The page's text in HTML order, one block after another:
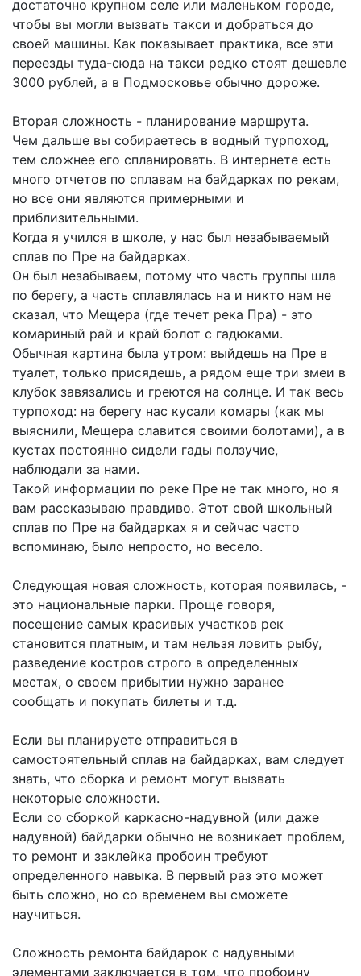
достаточно крупном селе или маленьком городе,
чтобы вы могли вызвать такси и добраться до
своей машины. Как показывает практика, все эти
переезды туда-сюда на такси редко стоят дешевле
3000 рублей, а в Подмосковье обычно дороже.
Вторая сложность - планирование маршрута.
Чем дальше вы собираетесь в водный турпоход,
тем сложнее его спланировать. В интернете есть
много отчетов по сплавам на байдарках по рекам,
но все они являются примерными и
приблизительными.
Когда я учился в школе, у нас был незабываемый
сплав по Пре на байдарках.
Он был незабываем, потому что часть группы шла
по берегу, а часть сплавлялась на и никто нам не
сказал, что Мещера (где течет река Пра) - это
комариный рай и край болот с гадюками.
Обычная картина была утром: выйдешь на Пре в
туалет, только присядешь, а рядом еще три змеи в
клубок завязались и греются на солнце. И так весь
турпоход: на берегу нас кусали комары (как мы
выяснили, Мещера славится своими болотами), а в
кустах постоянно сидели гады ползучие,
наблюдали за нами.
Такой информации по реке Пре не так много, но я
вам рассказываю правдиво. Этот свой школьный
сплав по Пре на байдарках я и сейчас часто
вспоминаю, было непросто, но весело.
Следующая новая сложность, которая появилась, -
это национальные парки. Проще говоря,
посещение самых красивых участков рек
становится платным, и там нельзя ловить рыбу,
разведение костров строго в определенных
местах, о своем прибытии нужно заранее
сообщать и покупать билеты и т.д.
Если вы планируете отправиться в
самостоятельный сплав на байдарках, вам следует
знать, что сборка и ремонт могут вызвать
некоторые сложности.
Если со сборкой каркасно-надувной (или даже
надувной) байдарки обычно не возникает проблем,
то ремонт и заклейка пробоин требуют
определенного навыка. В первый раз это может
быть сложно, но со временем вы сможете
научиться.
Сложность ремонта байдарок с надувными
элементами заключается в том, что пробоину